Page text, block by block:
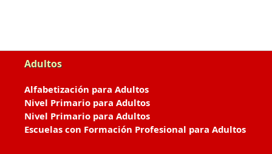
Adultos
Alfabetización para Adultos
Nivel Primario para Adultos
Nivel Primario para Adultos
Escuelas con Formación Profesional para Adultos